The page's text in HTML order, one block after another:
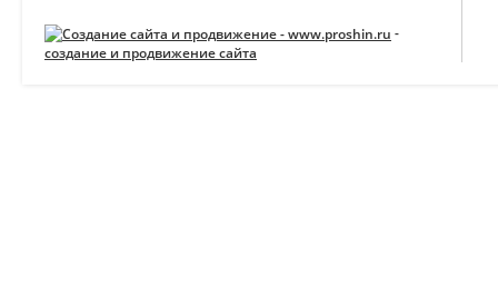
-
создание и продвижение сайта